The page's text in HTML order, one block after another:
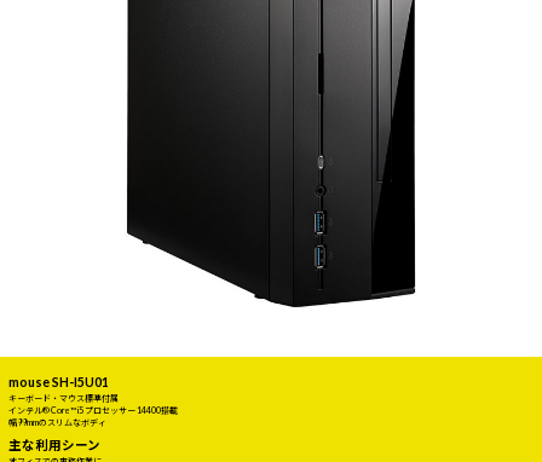
mouse SH-I5U01
キーボード・マウス標準付属
インテル® Core™ i5 プロセッサー 14400搭載
幅99mmのスリムなボディ
主な利用シーン